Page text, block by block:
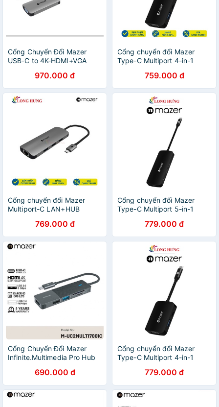
Cổng Chuyển Đổi Mazer
USB-C to 4K-HDMI+VGA
970.000 đ
Cổng chuyển đổi Mazer
Type-C Multiport 4-in-1
- Hàng chính hãng
759.000 đ
Cổng chuyển đổi Mazer
Multiport-C LAN+HUB
GY - Hàng Chính Hãng
769.000 đ
Cổng chuyển đổi Mazer
Type-C Multiport 5-in-1
- Hàng chính hãng
779.000 đ
Cổng Chuyển Đổi Mazer
Infinite.Multimedia Pro Hub
690.000 đ
Cổng chuyển đổi Mazer
Type-C Multiport 4-in-1
- Hàng chính hãng
779.000 đ